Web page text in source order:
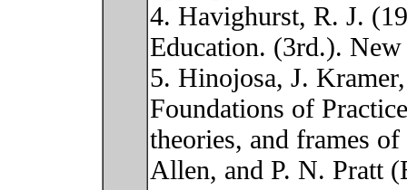
4. Havighurst, R. J.
Education. (3rd.).
5. Hinojosa, J.
Foundations of
theories, and frames
Allen, and P. N. Pratt